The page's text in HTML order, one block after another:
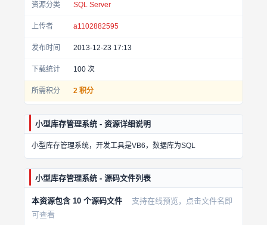
资源分类 SQL Server
上传者 a1102882595
发布时间 2013-12-23 17:13
下载统计 100 次
所需积分 2 积分
小型库存管理系统 - 资源详细说明
小型库存管理系统，开发工具是VB6，数据库为SQL
小型库存管理系统 - 源码文件列表
本资源包含 10 个源码文件
支持在线预览，点击文件名即
可查看